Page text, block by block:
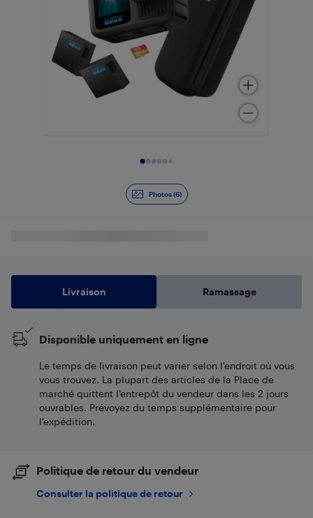
Photos (6)
Livraison Ramassage
Disponible uniquement en ligne
Le temps de livraison peut varier selon l'endroit où vous
vous trouvez. La plupart des articles de la Place de
marché quittent l’entrepôt du vendeur dans les 2 jours
ouvrables. Prévoyez du temps supplémentaire pour
l’expédition.
Politique de retour du vendeur
Consulter la politique de retour